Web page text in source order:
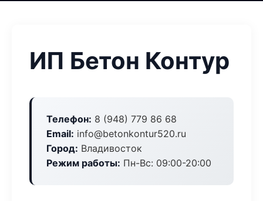
ИП Бетон Контур
Телефон: 8 (948) 779 86 68
Email: info@betonkontur520.ru
Город: Владивосток
Режим работы: Пн-Вс: 09:00-20:00